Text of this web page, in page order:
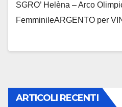
SGRO’ Helèna – Arco
FemminileARGENTO per
ARTICOLI RECENTI